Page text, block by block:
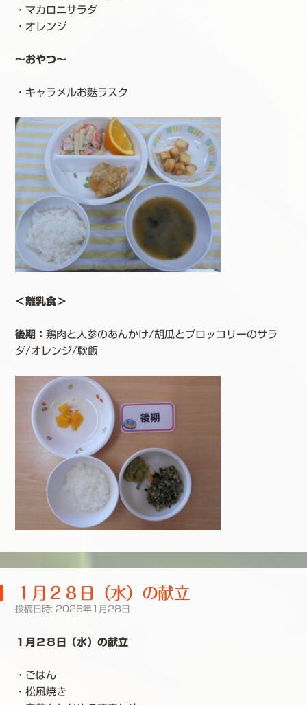
・マカロニサラダ
・オレンジ
～おやつ～
・キャラメルお麩ラスク
＜離乳食＞
後期： 鶏肉と人参のあんかけ/胡瓜とブロッコリーのサラ
ダ/オレンジ/軟飯
１月２８日（水）の献立
投稿日時: 2026年1月28日
１月２８日（水）の献立
・ごはん
・松風焼き